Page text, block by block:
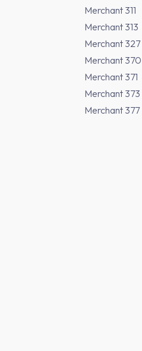
Merchant 311
Merchant 313
Merchant 327
Merchant 370
Merchant 371
Merchant 373
Merchant 377